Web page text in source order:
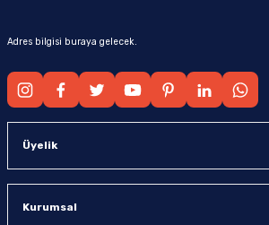
Adres bilgisi buraya gelecek.
Üyelik
Kurumsal